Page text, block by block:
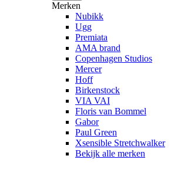
Merken
Nubikk
Ugg
Premiata
AMA brand
Copenhagen Studios
Mercer
Hoff
Birkenstock
VIA VAI
Floris van Bommel
Gabor
Paul Green
Xsensible Stretchwalker
Bekijk alle merken